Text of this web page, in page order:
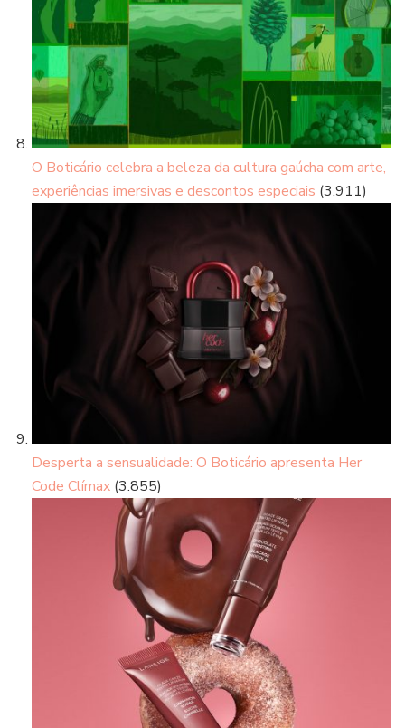
O Boticário celebra a beleza da cultura gaúcha com arte,
experiências imersivas e descontos especiais (3.911)
Desperta a sensualidade: O Boticário apresenta Her
Code Clímax (3.855)